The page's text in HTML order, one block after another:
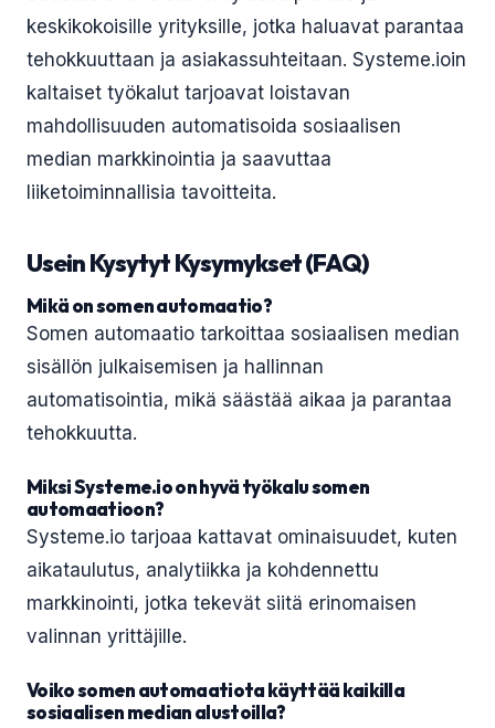
keskikokoisille yrityksille, jotka haluavat parantaa
tehokkuuttaan ja asiakassuhteitaan. Systeme.ioin
kaltaiset työkalut tarjoavat loistavan
mahdollisuuden automatisoida sosiaalisen
median markkinointia ja saavuttaa
liiketoiminnallisia tavoitteita.
Usein Kysytyt Kysymykset (FAQ)
Mikä on somen automaatio?
Somen automaatio tarkoittaa sosiaalisen median
sisällön julkaisemisen ja hallinnan
automatisointia, mikä säästää aikaa ja parantaa
tehokkuutta.
Miksi Systeme.io on hyvä työkalu somen
automaatioon?
Systeme.io tarjoaa kattavat ominaisuudet, kuten
aikataulutus, analytiikka ja kohdennettu
markkinointi, jotka tekevät siitä erinomaisen
valinnan yrittäjille.
Voiko somen automaatiota käyttää kaikilla
sosiaalisen median alustoilla?